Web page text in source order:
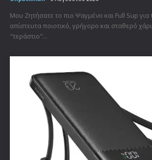
Μου Ζητήσατε το πιο Ψαγμένο και Full Sup για
απίστευτα ποιοτικό, γρήγορο και σταθερό
"τεράστιο"...